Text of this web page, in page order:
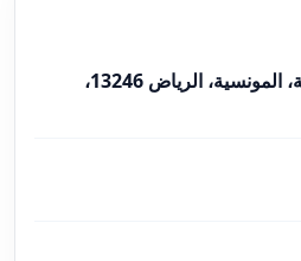
7914 طريق الصحابة، المونسية، الرياض 13246،